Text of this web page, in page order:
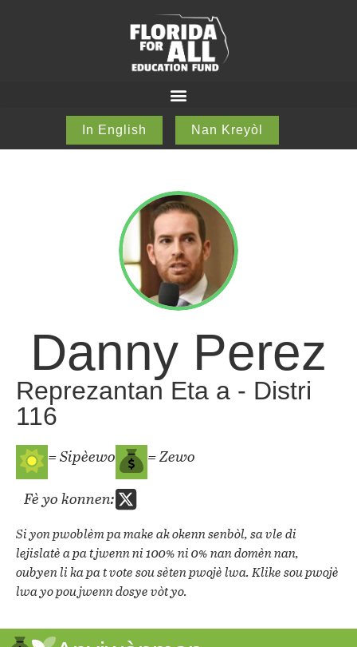
In English Nan Kreyòl
Danny Perez
Reprezantan Eta a - Distri
116
= Sipèewo
= Zewo
Fè yo konnen:
Si yon pwoblèm pa make ak okenn senbòl, sa vle di
lejislatè a pa t jwenn ni 100% ni 0% nan domèn nan,
oubyen li ka pa t vote sou sèten pwojè lwa. Klike sou pwojè
lwa yo pou jwenn dosye vòt yo.